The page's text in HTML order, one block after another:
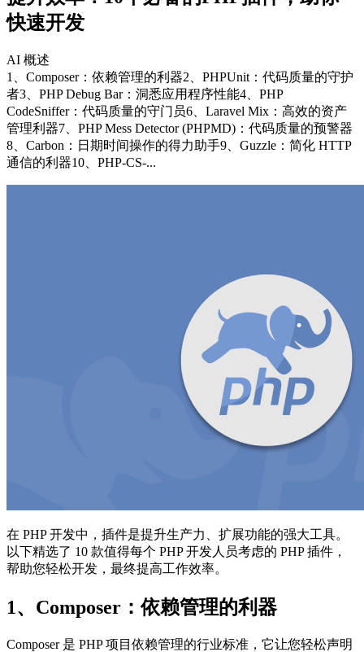
快速开发
AI 概述
1、Composer：依赖管理的利器2、PHPUnit：代码质量的守护
者3、PHP Debug Bar：洞悉应用程序性能4、PHP
CodeSniffer：代码质量的守门员6、Laravel Mix：高效的资产
管理利器7、PHP Mess Detector (PHPMD)：代码质量的预警器
8、Carbon：日期时间操作的得力助手9、Guzzle：简化 HTTP
通信的利器10、PHP-CS-...
在 PHP 开发中，插件是提升生产力、扩展功能的强大工具。
以下精选了 10 款值得每个 PHP 开发人员考虑的 PHP 插件，
帮助您轻松开发，最终提高工作效率。
1、Composer：依赖管理的利器
Composer 是 PHP 项目依赖管理的行业标准，它让您轻松声明